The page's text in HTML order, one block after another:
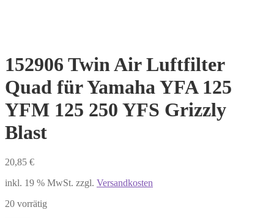
152906 Twin Air Luftfilter
Quad für Yamaha YFA 125
YFM 125 250 YFS Grizzly
Blast
20,85 €
inkl. 19 % MwSt. zzgl. Versandkosten
20 vorrätig